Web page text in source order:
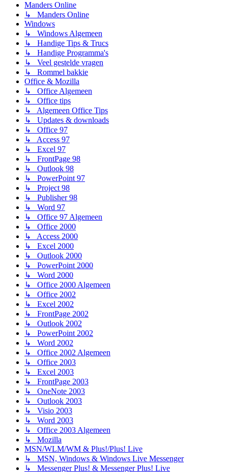
Manders Online
↳ Manders Online
Windows
↳ Windows Algemeen
↳ Handige Tips & Trucs
↳ Handige Programma's
↳ Veel gestelde vragen
↳ Rommel bakkie
Office & Mozilla
↳ Office Algemeen
↳ Office tips
↳ Algemeen Office Tips
↳ Updates & downloads
↳ Office 97
↳ Access 97
↳ Excel 97
↳ FrontPage 98
↳ Outlook 98
↳ PowerPoint 97
↳ Project 98
↳ Publisher 98
↳ Word 97
↳ Office 97 Algemeen
↳ Office 2000
↳ Access 2000
↳ Excel 2000
↳ Outlook 2000
↳ PowerPoint 2000
↳ Word 2000
↳ Office 2000 Algemeen
↳ Office 2002
↳ Excel 2002
↳ FrontPage 2002
↳ Outlook 2002
↳ PowerPoint 2002
↳ Word 2002
↳ Office 2002 Algemeen
↳ Office 2003
↳ Excel 2003
↳ FrontPage 2003
↳ OneNote 2003
↳ Outlook 2003
↳ Visio 2003
↳ Word 2003
↳ Office 2003 Algemeen
↳ Mozilla
MSN/WLM/WM & Plus!/Plus! Live
↳ MSN, Windows & Windows Live Messenger
↳ Messenger Plus! & Messenger Plus! Live